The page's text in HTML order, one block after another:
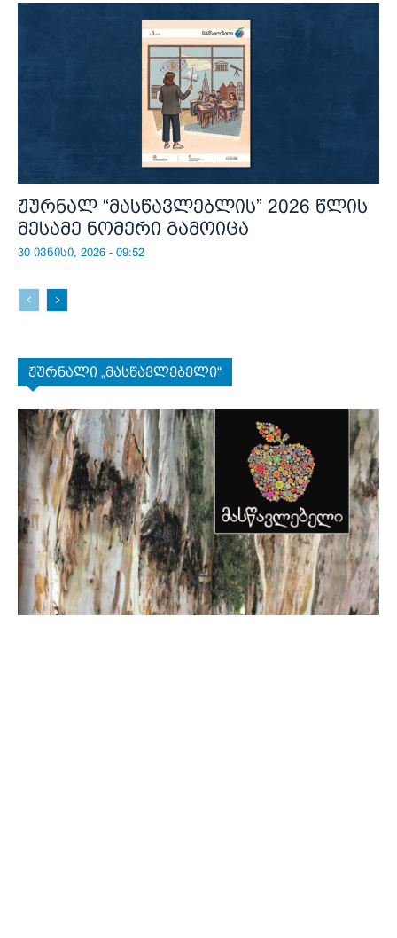
ჟურნალ “მასწავლებლის” 2026 წლის
მესამე ნომერი გამოიცა
30 ივნისი, 2026 - 09:52
ჟურნალი „მასწავლებელი“